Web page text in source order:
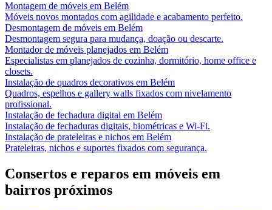
Montagem de móveis em Belém
Móveis novos montados com agilidade e acabamento perfeito.
Desmontagem de móveis em Belém
Desmontagem segura para mudança, doação ou descarte.
Montador de móveis planejados em Belém
Especialistas em planejados de cozinha, dormitório, home office e
closets.
Instalação de quadros decorativos em Belém
Quadros, espelhos e gallery walls fixados com nivelamento
profissional.
Instalação de fechadura digital em Belém
Instalação de fechaduras digitais, biométricas e Wi-Fi.
Instalação de prateleiras e nichos em Belém
Prateleiras, nichos e suportes fixados com segurança.
Consertos e reparos em móveis em
bairros próximos